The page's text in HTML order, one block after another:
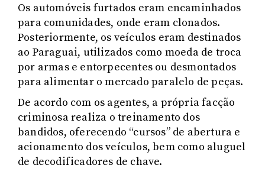
Os automóveis furtados eram encaminhados
para comunidades, onde eram clonados.
Posteriormente, os veículos eram destinados
ao Paraguai, utilizados como moeda de troca
por armas e entorpecentes ou desmontados
para alimentar o mercado paralelo de peças.
De acordo com os agentes, a própria facção
criminosa realiza o treinamento dos
bandidos, oferecendo “cursos” de abertura e
acionamento dos veículos, bem como aluguel
de decodificadores de chave.